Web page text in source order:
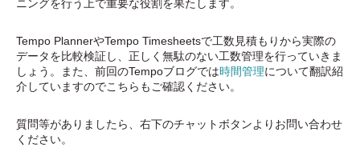
ニングを行う上で重要な役割を果たします。
Tempo PlannerやTempo Timesheetsで工数見積もりから実際の
データを比較検証し、正しく無駄のない工数管理を行っていきま
しょう。また、前回のTempoブログでは時間管理について翻訳紹
介していますのでこちらもご確認ください。
質問等がありましたら、右下のチャットボタンよりお問い合わせ
ください。